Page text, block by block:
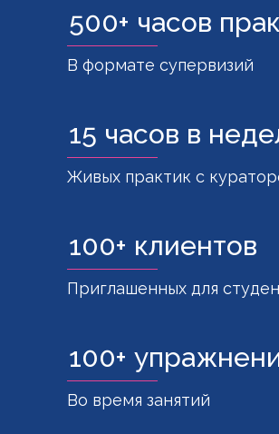
В формате супервизий
500+ часов
Живых практик с
15 часов в
Приглашенных для
100+ клиентов
Во время занятий
100+